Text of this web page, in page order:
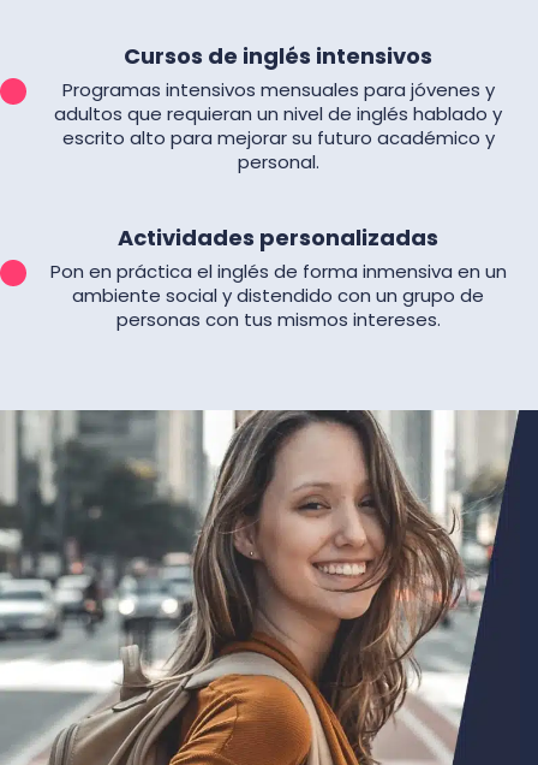
Cursos de inglés intensivos
Programas intensivos mensuales para jóvenes y
adultos que requieran un nivel de inglés hablado y
escrito alto para mejorar su futuro académico y
personal.
Actividades personalizadas
Pon en práctica el inglés de forma inmensiva en un
ambiente social y distendido con un grupo de
personas con tus mismos intereses.